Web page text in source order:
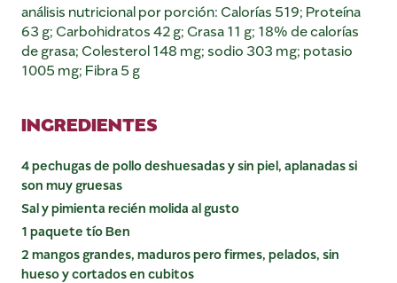
análisis nutricional por porción: Calorías 519; Proteína
63 g; Carbohidratos 42 g; Grasa 11 g; 18% de calorías
de grasa; Colesterol 148 mg; sodio 303 mg; potasio
1005 mg; Fibra 5 g
INGREDIENTES
4 pechugas de pollo deshuesadas y sin piel, aplanadas si
son muy gruesas
Sal y pimienta recién molida al gusto
1 paquete tío Ben
2 mangos grandes, maduros pero firmes, pelados, sin
hueso y cortados en cubitos